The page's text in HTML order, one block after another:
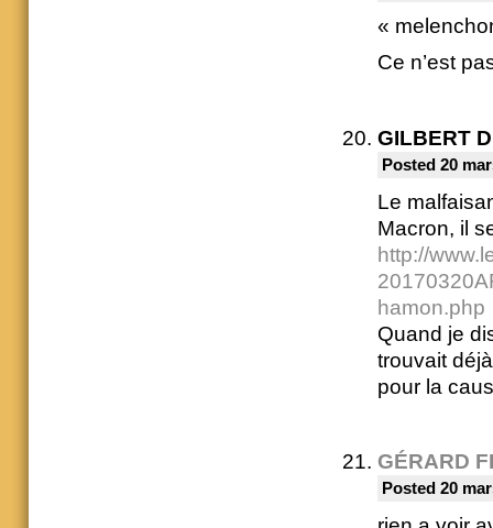
«
Ce n’est
GILBERT
Posted 20
Le
Macron, il
http://
hamon.php
Quand je
trouvait
pour la
GÉRARD
Posted 20